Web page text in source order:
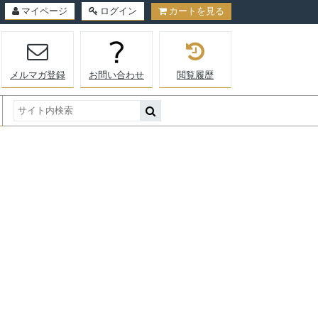
マイページ ログイン カートを見る
メルマガ登録 お問い合わせ 閲覧履歴